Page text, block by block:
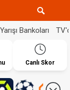
Bankoları
Canlı Skor